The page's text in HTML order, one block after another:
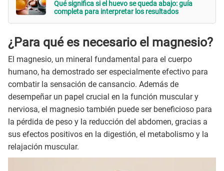
Qué significa si el huevo se queda abajo: guía
completa para interpretar los resultados
¿Para qué es necesario el magnesio?
El magnesio, un mineral fundamental para el cuerpo
humano, ha demostrado ser especialmente efectivo para
combatir la sensación de cansancio. Además de
desempeñar un papel crucial en la función muscular y
nerviosa, el magnesio también puede ser beneficioso para
la pérdida de peso y la reducción del abdomen, gracias a
sus efectos positivos en la digestión, el metabolismo y la
relajación muscular.